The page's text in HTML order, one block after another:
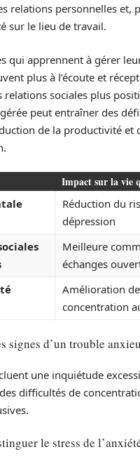
relations personnelles et,
sur le lieu de travail.
qui apprennent à gérer
plus à l’écoute et
relations sociales plus
peut entraîner des
de la productivité et
Impact sur la vie
Réduction du
dépression
Meilleure
échanges
Amélioration
concentration
signes d’un trouble
une inquiétude
difficultés de
le stress de